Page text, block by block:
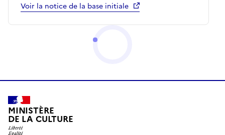
Voir la notice de la base initiale
MINISTÈRE
DE LA CULTURE